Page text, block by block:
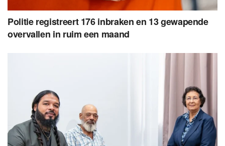
Politie registreert 176 inbraken en 13 gewapende
overvallen in ruim een maand